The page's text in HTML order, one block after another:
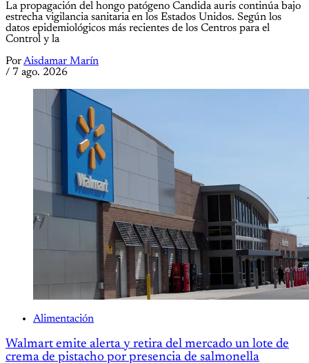
La propagación del hongo patógeno Candida auris continúa bajo
estrecha vigilancia sanitaria en los Estados Unidos. Según los
datos epidemiológicos más recientes de los Centros para el
Control y la
PorAisdamar Marín
/ 7 ago. 2026
Alimentación
Walmart emite alerta y retira del mercado un lote de
crema de pistacho por presencia de salmonella